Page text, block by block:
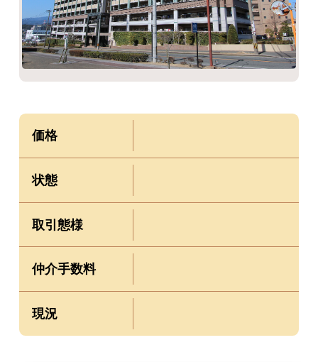
価格
状態
取引態様
仲介手数料
現況